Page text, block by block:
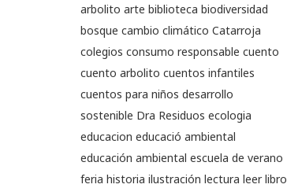
arbolito arte biblioteca biodiversidad
bosque cambio climático Catarroja
colegios consumo responsable cuento
cuento arbolito cuentos infantiles
cuentos para niños desarrollo
sostenible Dra Residuos ecologia
educacion educació ambiental
educación ambiental escuela de verano
feria historia ilustración lectura leer libro